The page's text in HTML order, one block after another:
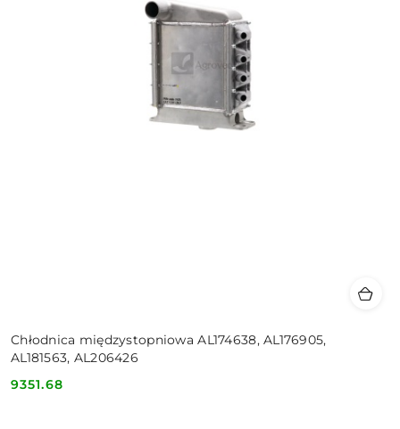
Chłodnica międzystopniowa AL174638, AL176905,
AL181563, AL206426
Cena:
9351.68